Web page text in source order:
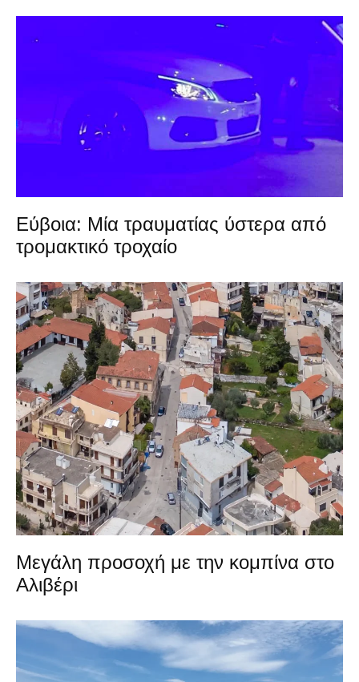
Εύβοια: Μία τραυματίας ύστερα από
τρομακτικό τροχαίο
Μεγάλη προσοχή με την κομπίνα στο
Αλιβέρι